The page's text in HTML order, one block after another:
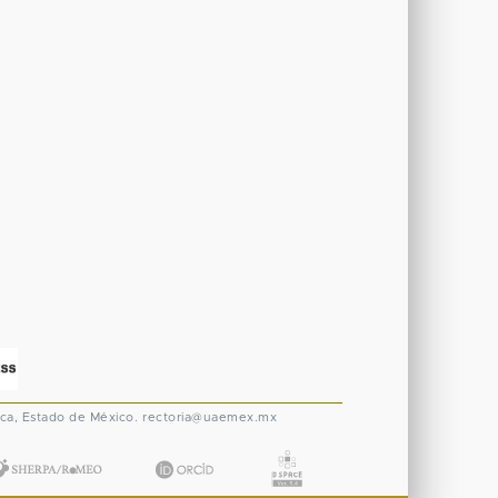
Estado de México. rectoria@uaemex.mx